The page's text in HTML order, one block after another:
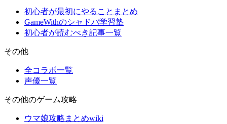
初心者が最初にやることまとめ
GameWithのシャドバ学習塾
初心者が読むべき記事一覧
その他
全コラボ一覧
声優一覧
その他のゲーム攻略
ウマ娘攻略まとめwiki